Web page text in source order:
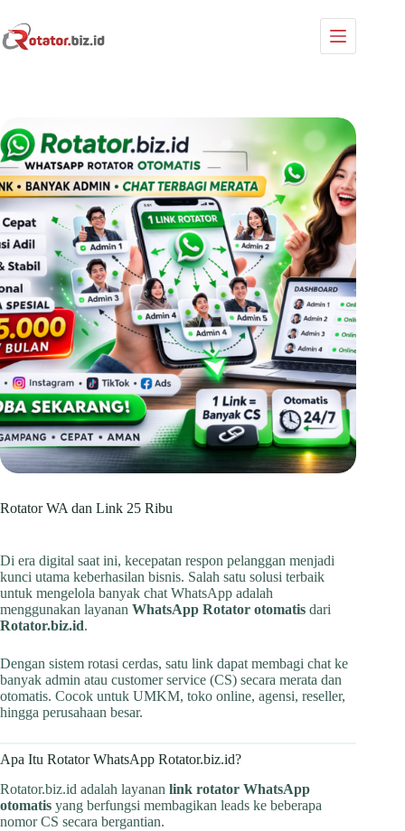
Rotator WA dan Link 25 Ribu
Di era digital saat ini, kecepatan respon pelanggan menjadi
kunci utama keberhasilan bisnis. Salah satu solusi terbaik
untuk mengelola banyak chat WhatsApp adalah
menggunakan layanan WhatsApp Rotator otomatis dari
Rotator.biz.id.
Dengan sistem rotasi cerdas, satu link dapat membagi chat ke
banyak admin atau customer service (CS) secara merata dan
otomatis. Cocok untuk UMKM, toko online, agensi, reseller,
hingga perusahaan besar.
Apa Itu Rotator WhatsApp Rotator.biz.id?
Rotator.biz.id adalah layanan link rotator WhatsApp
otomatis yang berfungsi membagikan leads ke beberapa
nomor CS secara bergantian.